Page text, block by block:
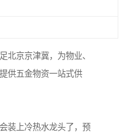
北京京津冀，为物业、
供五金物资一站式供
装上冷热水龙头了，预